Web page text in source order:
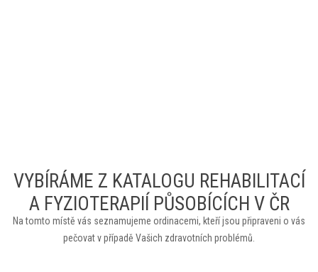
VYBÍRÁME Z KATALOGU REHABILITACÍ
A FYZIOTERAPIÍ PŮSOBÍCÍCH V ČR
Na tomto místě vás seznamujeme ordinacemi, kteří jsou připraveni o vás
pečovat v případě Vašich zdravotních problémů.